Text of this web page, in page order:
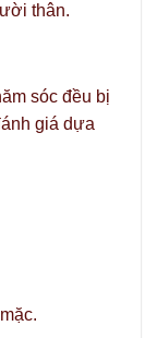
thân.
sóc đều bị
giá dựa